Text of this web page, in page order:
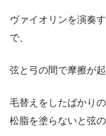
ヴァイオリンを演奏
で、
弦と弓の間で摩擦が
毛替えをしたばかり
松脂を塗らないと弦